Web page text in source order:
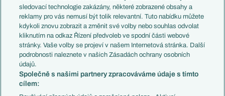
Přestupy
Přestupové spekulace
Zranění
Kluby
Arsenal FC
Chelsea FC
Manchester United
AC Milán
Juventus FC
Přestupy
Zápasy
Livescore
Tipovací soutěž
sledovací technologie zakázány, některé zobrazené obsahy a
reklamy pro vás nemusí být tolik relevantní. Tuto nabídku můžete
kdykoli znovu zobrazit a změnit své volby nebo souhlas odvolat
kliknutím na odkaz Řízení předvoleb ve spodní části webové
stránky. Vaše volby se projeví v našem Internetová stránka. Další
podrobnosti naleznete v našich Zásadách ochrany osobních
údajů.
Společně s našimi partnery zpracováváme údaje s tímto
cílem: